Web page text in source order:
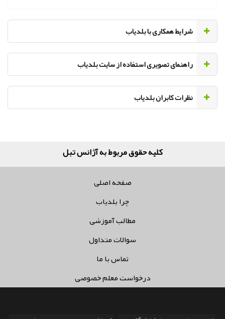
‌شرایط همکاری با بلدیاب
راهنمای تصویری استفاده از سایت بلدیاب
نظرات کابران بلدیاب
کلیه حقوق مربوط به آژانس تبلیغاتی
صفحه اصلی
چرا بلدیاب
مطالب آموزشی
سوالات متداول
تماس با ما
درخواست معلم خصوصی